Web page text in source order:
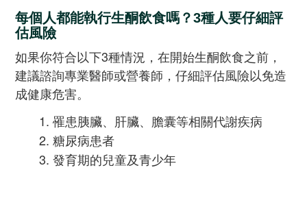
每個人都能執行生酮飲食嗎？3種人要仔細評
估風險
如果你符合以下3種情況，在開始生酮飲食之前，
建議諮詢專業醫師或營養師，仔細評估風險以免造
成健康危害。
罹患胰臟、肝臟、膽囊等相關代謝疾病
糖尿病患者
發育期的兒童及青少年